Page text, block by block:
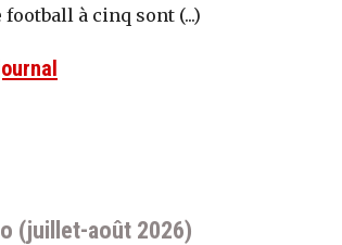
football à cinq sont (...)
(juillet-août 2026)